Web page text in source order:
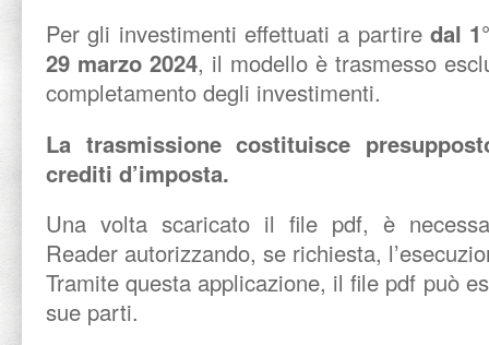
Per gli investimenti effettuati a partire dal
29 marzo 2024, il modello è trasmesso
completamento degli investimenti.
La trasmissione costituisce
crediti d’imposta.
Una volta scaricato il file pdf, è
Reader autorizzando, se richiesta,
Tramite questa applicazione, il file pdf può
sue parti.